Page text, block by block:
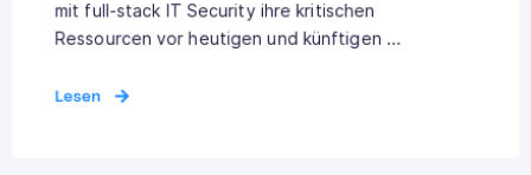
mit full-stack IT Security ihre kritischen
Ressourcen vor heutigen und künftigen ...
Lesen